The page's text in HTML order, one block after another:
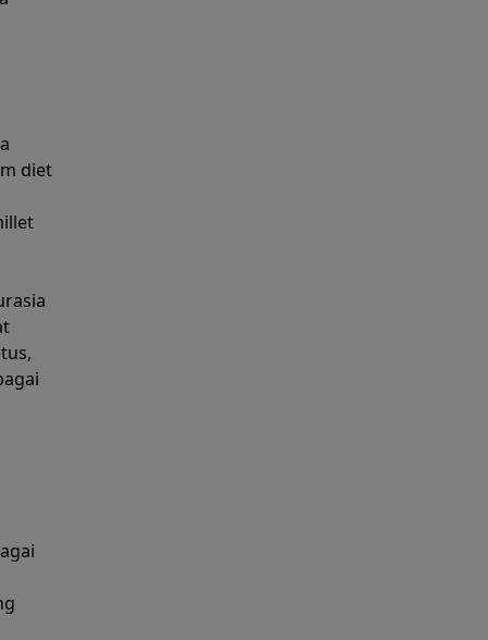
diet